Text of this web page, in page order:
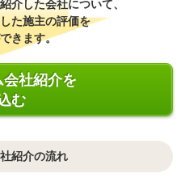
介した会社について、
た施主の評価を
きます。
会社紹介を
む
紹介の流れ